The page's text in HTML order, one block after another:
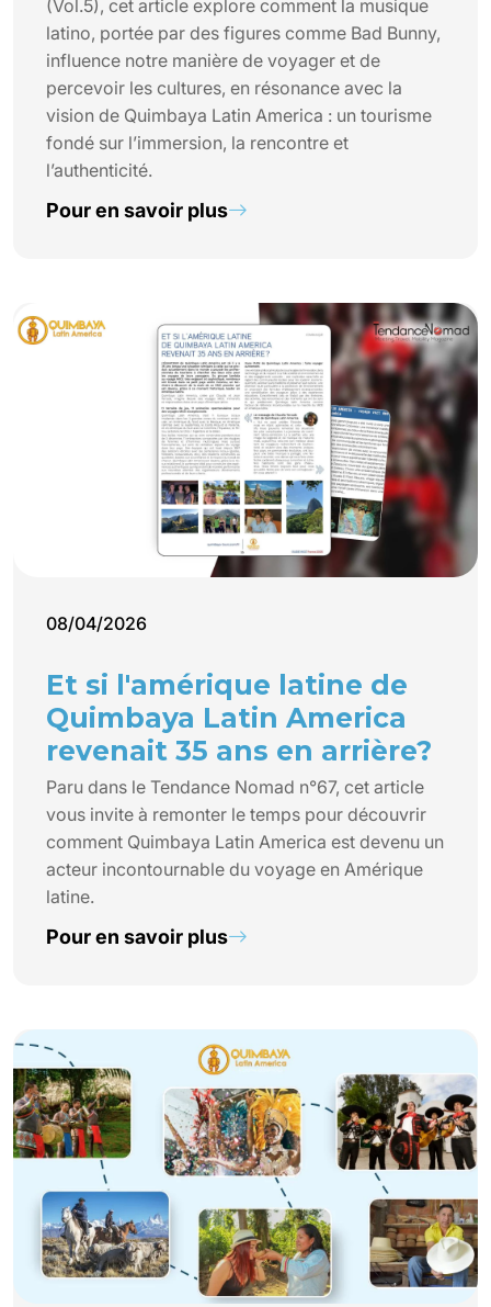
(Vol.5), cet article explore comment la musique
latino, portée par des figures comme Bad Bunny,
influence notre manière de voyager et de
percevoir les cultures, en résonance avec la
vision de Quimbaya Latin America : un tourisme
fondé sur l’immersion, la rencontre et
l’authenticité.
Pour en savoir plus
08/04/2026
Et si l'amérique latine de
Quimbaya Latin America
revenait 35 ans en arrière?
Paru dans le Tendance Nomad n°67, cet article
vous invite à remonter le temps pour découvrir
comment Quimbaya Latin America est devenu un
acteur incontournable du voyage en Amérique
latine.
Pour en savoir plus